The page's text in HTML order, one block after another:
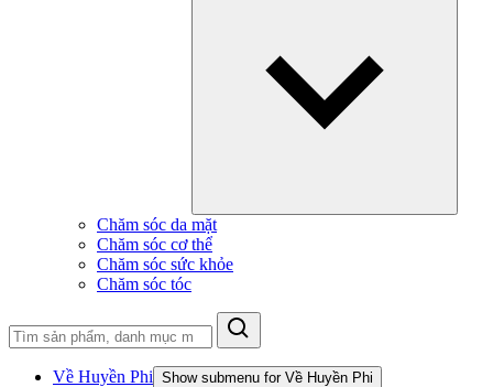
Chăm sóc da mặt
Chăm sóc cơ thể
Chăm sóc sức khỏe
Chăm sóc tóc
Về Huyền Phi Show submenu for Về Huyền Phi